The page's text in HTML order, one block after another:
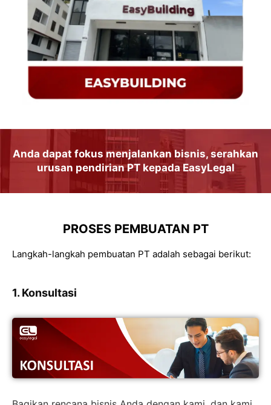
Anda dapat fokus menjalankanbisnis, serahkan
urusan pendirian PT kepada EasyLegal
PROSES PEMBUATAN PT
Langkah-langkah pembuatan PT adalah sebagai berikut:
1. Konsultasi